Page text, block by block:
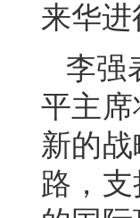
来华
李强
平主
新的
路，